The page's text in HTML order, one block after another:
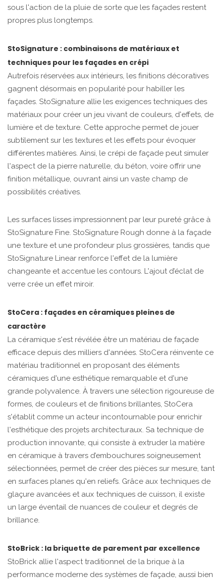
sous l'action de la pluie de sorte que les façades restent
propres plus longtemps.
StoSignature : combinaisons de matériaux et
techniques pour les façades en crépi
Autrefois réservées aux intérieurs, les finitions décoratives
gagnent désormais en popularité pour habiller les
façades. StoSignature allie les exigences techniques des
matériaux pour créer un jeu vivant de couleurs, d'effets, de
lumière et de texture. Cette approche permet de jouer
subtilement sur les textures et les effets pour évoquer
différentes matières. Ainsi, le crépi de façade peut simuler
l'aspect de la pierre naturelle, du béton, voire offrir une
finition métallique, ouvrant ainsi un vaste champ de
possibilités créatives.
Les surfaces lisses impressionnent par leur pureté grâce à
StoSignature Fine. StoSignature Rough donne à la façade
une texture et une profondeur plus grossières, tandis que
StoSignature Linear renforce l'effet de la lumière
changeante et accentue les contours. L'ajout d’éclat de
verre crée un effet miroir.
StoCera : façades en céramiques pleines de
caractère
La céramique s'est révélée être un matériau de façade
efficace depuis des milliers d'années. StoCera réinvente ce
matériau traditionnel en proposant des éléments
céramiques d'une esthétique remarquable et d'une
grande polyvalence. À travers une sélection rigoureuse de
formes, de couleurs et de finitions brillantes, StoCera
s'établit comme un acteur incontournable pour enrichir
l'esthétique des projets architecturaux. Sa technique de
production innovante, qui consiste à extruder la matière
en céramique à travers d’embouchures soigneusement
sélectionnées, permet de créer des pièces sur mesure, tant
en surfaces planes qu'en reliefs. Grâce aux techniques de
glaçure avancées et aux techniques de cuisson, il existe
un large éventail de nuances de couleur et degrés de
brillance.
StoBrick : la briquette de parement par excellence
StoBrick allie l'aspect traditionnel de la brique à la
performance moderne des systèmes de façade, aussi bien